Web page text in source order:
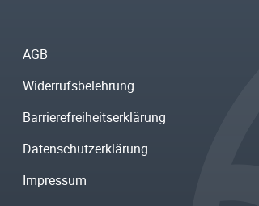
AGB
Widerrufsbelehrung
Barrierefreiheitserklärung
Datenschutzerklärung
Impressum